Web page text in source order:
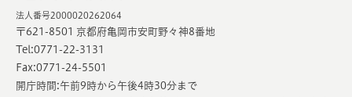
法人番号2000020262064
〒621-8501 京都府亀岡市安町野々神8番地
Tel:0771-22-3131
Fax:0771-24-5501
開庁時間:午前9時から午後4時30分まで